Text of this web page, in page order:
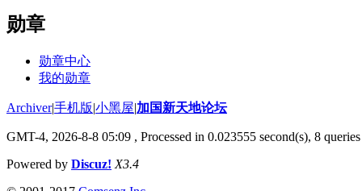
勋章
勋章中心
我的勋章
Archiver|手机版|小黑屋|加国新天地论坛
GMT-4, 2026-8-8 05:09 , Processed in 0.023555 second(s), 8
Powered by Discuz! X3.4